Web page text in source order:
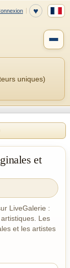
uniques)
et
LiveGalerie :
Les
et les artistes